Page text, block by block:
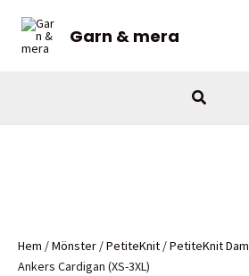
innehåll
Garn & mera
Sök
Hem /Mönster /PetiteKnit /PetiteKnit Dam
Ankers Cardigan (XS-3XL)